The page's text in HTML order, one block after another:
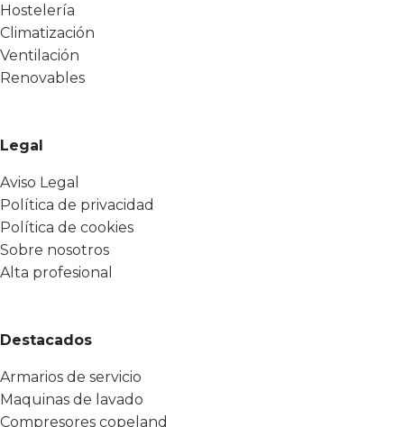
Hostelería
Climatización
Ventilación
Renovables
Legal
Aviso Legal
Política de privacidad
Política de cookies
Sobre nosotros
Alta profesional
Destacados
Armarios de servicio
Maquinas de lavado
Compresores copeland